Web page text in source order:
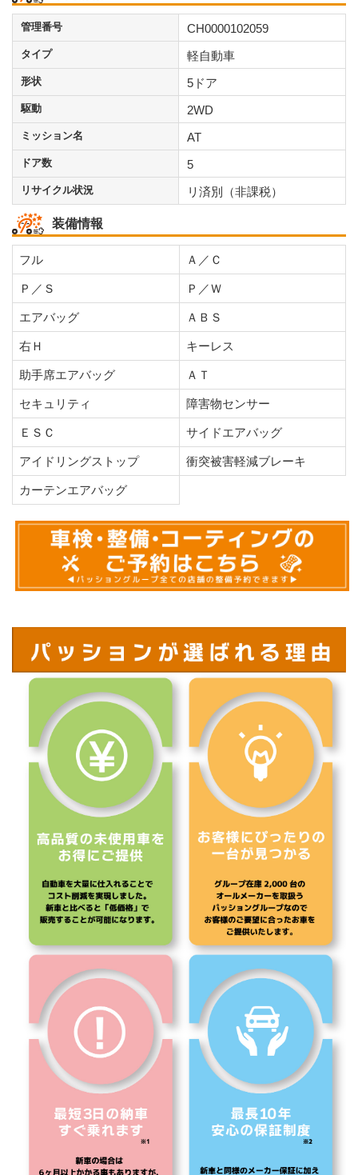
管理番号 CH0000102059
タイプ 軽自動車
形状 5ドア
駆動 2WD
ミッション名 AT
ドア数 5
リサイクル状況 リ済別（非課税）
装備情報
フル Ａ／Ｃ
Ｐ／Ｓ Ｐ／Ｗ
エアバッグ ＡＢＳ
右Ｈ キーレス
助手席エアバッグ ＡＴ
セキュリティ 障害物センサー
ＥＳＣ サイドエアバッグ
アイドリングストップ 衝突被害軽減ブレーキ
カーテンエアバッグ